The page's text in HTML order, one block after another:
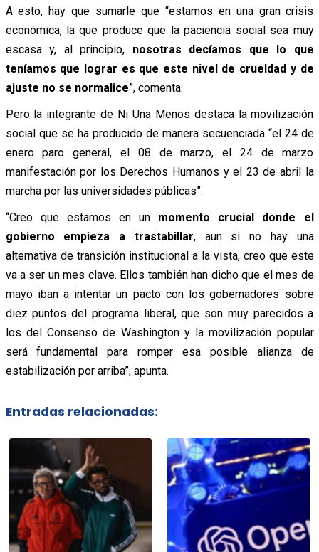
A esto, hay que sumarle que “estamos en una gran crisis
económica, la que produce que la paciencia social sea muy
escasa y, al principio, nosotras decíamos que lo que
teníamos que lograr es que este nivel de crueldad y de
ajuste no se normalice”, comenta.
Pero la integrante de Ni Una Menos destaca la movilización
social que se ha producido de manera secuenciada “el 24 de
enero paro general, el 08 de marzo, el 24 de marzo
manifestación por los Derechos Humanos y el 23 de abril la
marcha por las universidades públicas”.
“Creo que estamos en un momento crucial donde el
gobierno empieza a trastabillar, aun si no hay una
alternativa de transición institucional a la vista, creo que este
va a ser un mes clave. Ellos también han dicho que el mes de
mayo iban a intentar un pacto con los gobernadores sobre
diez puntos del programa liberal, que son muy parecidos a
los del Consenso de Washington y la movilización popular
será fundamental para romper esa posible alianza de
estabilización por arriba”, apunta.
Entradas relacionadas: